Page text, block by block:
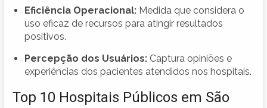
Eficiência Operacional: Medida que considera o
uso eficaz de recursos para atingir resultados
positivos.
Percepção dos Usuários: Captura opiniões e
experiências dos pacientes atendidos nos hospitais.
Top 10 Hospitais Públicos em São